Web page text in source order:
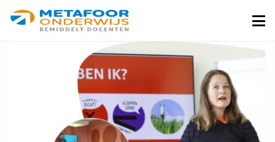
Metafoor
Onderwijs